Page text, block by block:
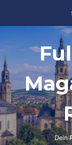
Dein